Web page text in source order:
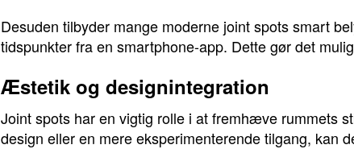
Desuden tilbyder mange moderne joint spots smart
tidspunkter fra en smartphone-app. Dette gør det
Æstetik og designintegration
Joint spots har en vigtig rolle i at fremhæve rummets
design eller en mere eksperimenterende tilgang, kan